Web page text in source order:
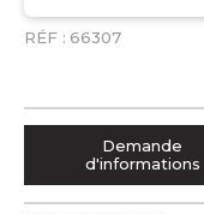
RÉF : 66307
Demande
d'informations